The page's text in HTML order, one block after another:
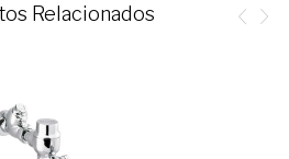
Relacionados